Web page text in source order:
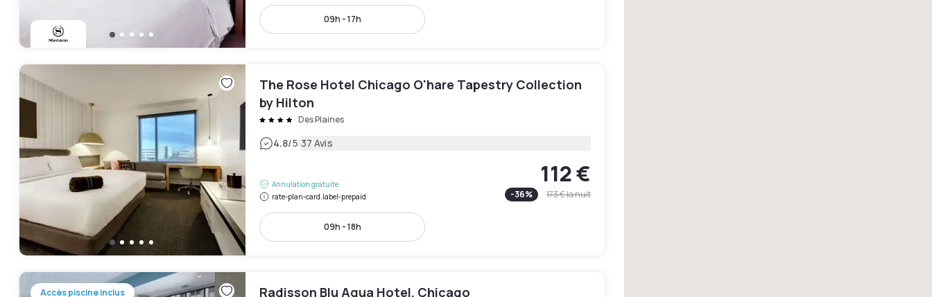
09h - 17h
The Rose Hotel Chicago O'hare Tapestry Collection
by Hilton
Des Plaines
4.8/5|37 Avis
Annulation gratuite
rate-plan-card.label-prepaid
112 €
-36% 173 €la nuit
09h - 18h
Accès piscine inclus Radisson Blu Aqua Hotel, Chicago